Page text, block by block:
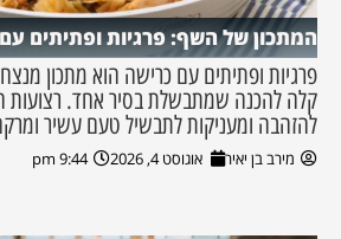
המתכון של השף: פרגיות ופתיתים
פרגיות ופתיתים עם כרישה הוא מתכון
קלה להכנה שמתבשלת בסיר אחד. רצועות
להזהבה ומעניקות לתבשיל טעם עשיר
מירב בן יאיר אוגוסט 4, 2026 9:44 pm